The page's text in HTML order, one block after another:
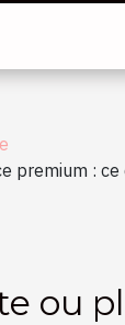
premium :
ou